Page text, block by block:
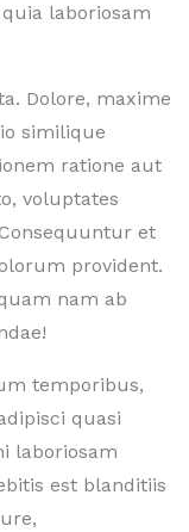
laboriosam
Dolore, maxime
similique
ratione aut
voluptates
et
provident.
nam ab
temporibus,
quasi
laboriosam
est blanditiis